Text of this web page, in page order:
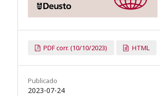
PDF corr. (10/10/2023) HTML
Publicado
2023-07-24